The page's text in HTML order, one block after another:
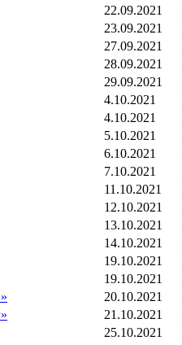
22.09.2021
23.09.2021
27.09.2021
28.09.2021
29.09.2021
4.10.2021
4.10.2021
5.10.2021
6.10.2021
7.10.2021
11.10.2021
12.10.2021
13.10.2021
14.10.2021
19.10.2021
19.10.2021
20.10.2021
21.10.2021
25.10.2021